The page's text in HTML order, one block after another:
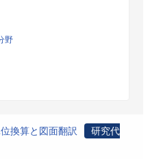
野
換算と図面翻訳
研究代